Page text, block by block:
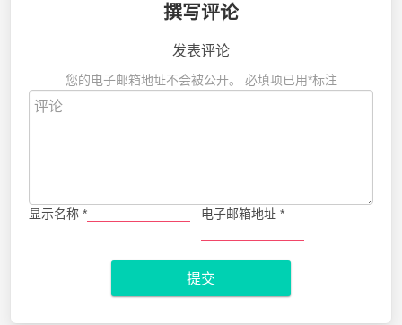
撰写评论
发表评论
您的电子邮箱地址不会被公开。 必填项已用*标注
显示名称 * 电子邮箱地址 *
提交